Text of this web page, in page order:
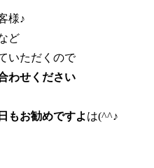
様♪
ど
いただくので
わせください
もお勧めですよ は(^^♪